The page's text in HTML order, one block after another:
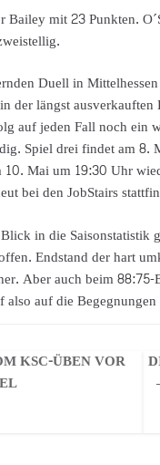
Bailey mit 23 Punkten.
Duell in
der längst
auf jeden Fall noch
Spiel drei findet am 8.
Mai um 19:30 Uhr
bei den JobStairs
in die
Endstand der hart
Aber auch beim
auf die Begegnungen
KSC-ÜBEN VOR